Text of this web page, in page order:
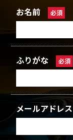
お名前 必須
ふりがな 必須
メールアドレス